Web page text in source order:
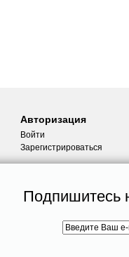
Подпишитесь
Авторизация
Войти
Зарегистрироваться